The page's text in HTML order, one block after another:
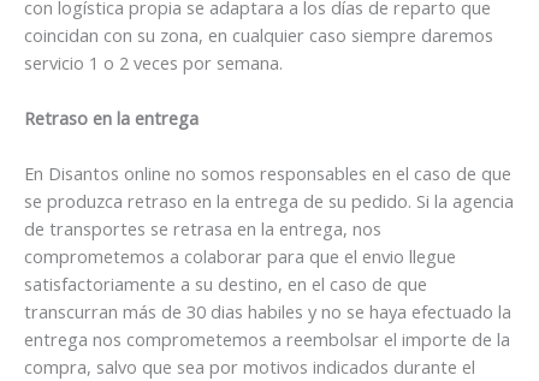
con logística propia se adaptara a los días de reparto que
coincidan con su zona, en cualquier caso siempre daremos
servicio 1 o 2 veces por semana.
Retraso en la entrega
En Disantos online no somos responsables en el caso de que
se produzca retraso en la entrega de su pedido. Si la agencia
de transportes se retrasa en la entrega, nos
comprometemos a colaborar para que el envio llegue
satisfactoriamente a su destino, en el caso de que
transcurran más de 30 dias habiles y no se haya efectuado la
entrega nos comprometemos a reembolsar el importe de la
compra, salvo que sea por motivos indicados durante el